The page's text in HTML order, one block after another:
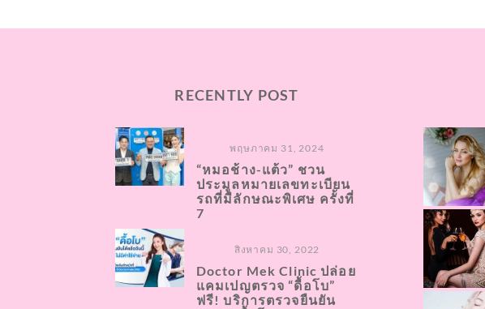
RECENTLY POST
พฤษภาคม 31, 2024
“หมอช้าง-แต้ว” ชวน
ประมูลหมายเลขทะเบียน
รถที่มีลักษณะพิเศษ ครั้งที่
7
สิงหาคม 30, 2022
Doctor Mek Clinic ปล่อย
แคมเปญตรวจ “ดื้อโบ”
ฟรี! บริการตรวจยืนยัน